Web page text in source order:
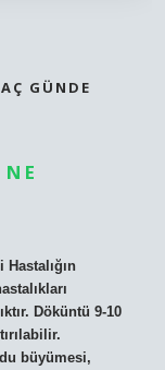
GÜNDE
Döküntü 9-10
büyümesi,